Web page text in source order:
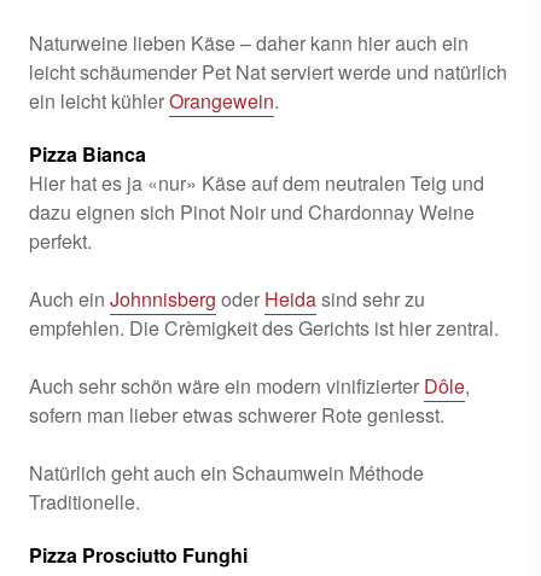
Naturweine lieben Käse – daher kann hier auch ein
leicht schäumender Pet Nat serviert werde und natürlich
ein leicht kühlerOrangewein.
Pizza Bianca
Hier hat es ja «nur» Käse auf dem neutralen Teig und
dazu eignen sich Pinot Noir und Chardonnay Weine
perfekt.
Auch ein Johnnisberg oder Heidasind sehr zu
empfehlen. Die Crèmigkeit des Gerichts ist hier zentral.
Auch sehr schön wäre ein modern vinifizierter Dôle,
sofern man lieber etwas schwerer Rote geniesst.
Natürlich geht auch ein Schaumwein Méthode
Traditionelle.
Pizza Prosciutto Funghi